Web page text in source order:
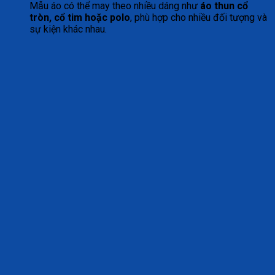
Mẫu áo có thể may theo nhiều dáng như áo thun cổ
tròn, cổ tim hoặc polo, phù hợp cho nhiều đối tượng và
sự kiện khác nhau.